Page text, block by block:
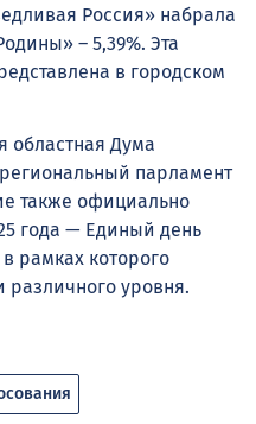
Россия» набрала
– 5,39%. Эта
в городском
областная Дума
парламент
также официально
года — Единый день
рамках которого
уровня.